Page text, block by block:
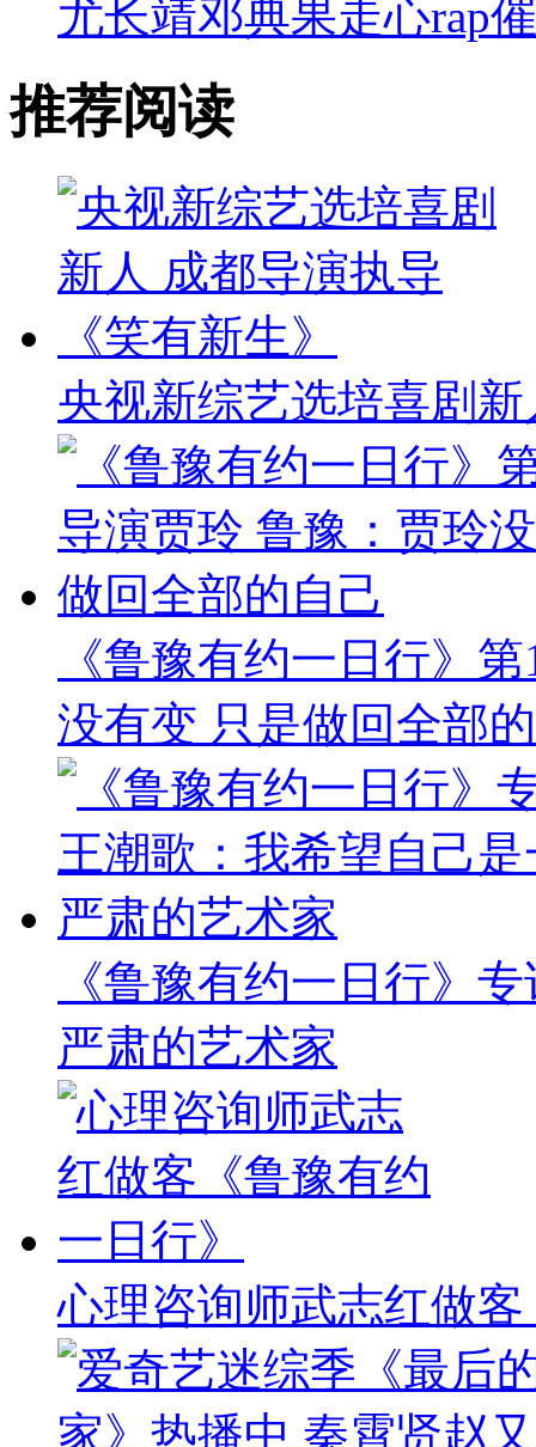
尤长靖邓典果走心rap
推荐阅读
央视新综艺选培喜剧
《鲁豫有约一日行》
没有变 只是做回全部
《鲁豫有约一日行》
严肃的艺术家
心理咨询师武志红做